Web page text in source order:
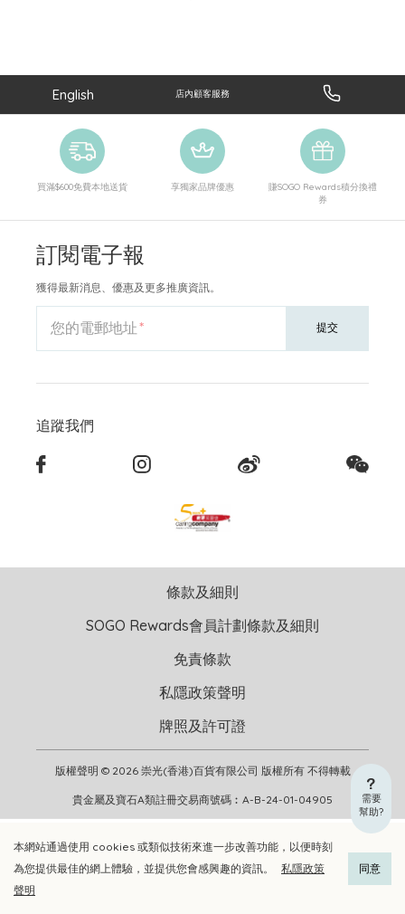
加入購物車 立即選購
本網站通過使用 cookies 或類似技術來進一步改善功能，以便時刻
為您提供最佳的網上體驗，並提供您會感興趣的資訊。
私隱政策
聲明
同意
需要
幫助?
English 店內顧客服務
買滿$600免費本地送貨 享獨家品牌優惠
賺SOGO Rewards積分換禮
券
訂閱電子報
獲得最新消息、優惠及更多推廣資訊。
您的電郵地址 提交
追蹤我們
版權聲明 © 2026 崇光(香港)百貨有限公司 版權所有 不得轉載
貴金屬及寶石A類註冊交易商號碼︰A-B-24-01-04905
條款及細則
SOGO Rewards會員計劃條款及細則
免責條款
私隱政策聲明
牌照及許可證